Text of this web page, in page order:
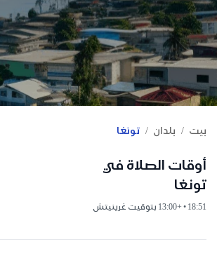
بيت / بلدان / تونغا
أوقات الصلاة في
تونغا
18:51 • +13:00 بتوقيت غرينيتش